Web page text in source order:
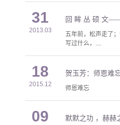
31
2013.03
回 眸 丛 硕 文
五年前，松声走了
写过什么，....
18
2015.12
贺玉芳：师恩难
师恩难忘
09 默默之功 ，赫